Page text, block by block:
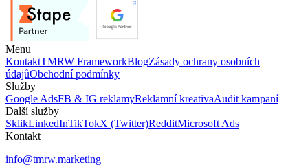
Menu
KontaktTMRW FrameworkBlogZásady ochrany osobních
údajůObchodní podmínky
Služby
Google AdsFB & IG reklamyReklamní kreativaAudit kampaní
Další služby
SklikLinkedInTikTokX (Twitter)RedditMicrosoft Ads
Kontakt
info@tmrw.marketing